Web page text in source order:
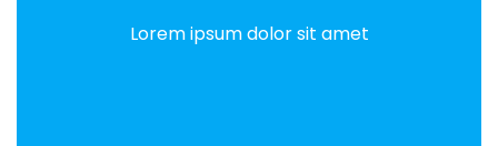
Lorem ipsum dolor sit amet